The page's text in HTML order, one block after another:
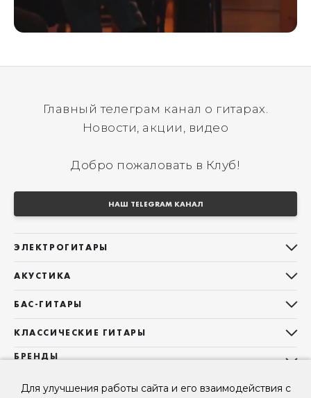
Для улучшения работы сайта и его взаимодействия с
Главный телеграм канал о гитарах.
Новости, акции, видео
Добро пожаловать в Клуб!
НАШ TELEGRAM КАНАЛ
ЭЛЕКТРОГИТАРЫ
Telecaster
Les Paul
Superstrat
АКУСТИКА
Фолки (ОМ, 000, 00)
Гранд Аудиториум
Б/У, уцененные гитары
БАС-ГИТАРЫ
Precision Bass
КЛАССИЧЕСКИЕ ГИТАРЫ
Все классические гитары
Б/У, уцененные гитары
БРЕНДЫ
Sigma Guitars